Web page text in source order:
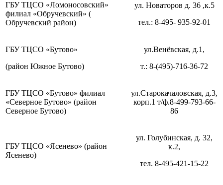
ГБУ ТЦСО «Ломоносовский»
филиал «Обручевский» (
Обручевский район)
ул. Новаторов д. 36 ,к.5
тел.: 8-495- 935-92-01
ГБУ ТЦСО «Бутово»
(район Южное Бутово)
ул.Венёвская, д.1,
т.: 8-(495)-716-36-72
ГБУ ТЦСО «Бутово» филиал
«Северное Бутово» (район
Северное Бутово)
ул.Старокачаловская, д.3,
корп.1 т/ф.8-499-793-66-
86
ГБУ ТЦСО «Ясенево» (район
Ясенево)
ул. Голубинская, д. 32,
к.2,
тел. 8-495-421-15-22